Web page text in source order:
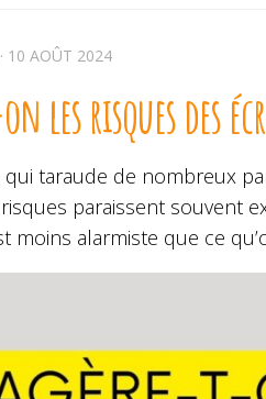
· 10 AOÛT 2024
les risques des
taraude de nombreux
risques paraissent souvent
moins alarmiste que ce